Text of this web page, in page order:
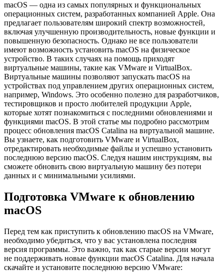
macOS — одна из самых популярных и функциональных
операционных систем, разработанных компанией Apple. Она
предлагает пользователям широкий спектр возможностей,
включая улучшенную производительность, новые функции и
повышенную безопасность. Однако не все пользователи
имеют возможность установить macOS на физическое
устройство. В таких случаях на помощь приходят
виртуальные машины, такие как VMware и VirtualBox.
Виртуальные машины позволяют запускать macOS на
устройствах под управлением других операционных систем,
например, Windows. Это особенно полезно для разработчиков,
тестировщиков и просто любителей продукции Apple,
которые хотят познакомиться с последними обновлениями и
функциями macOS. В этой статье мы подробно рассмотрим
процесс обновления macOS Catalina на виртуальной машине.
Вы узнаете, как подготовить VMware и VirtualBox,
отредактировать необходимые файлы и успешно установить
последнюю версию macOS. Следуя нашим инструкциям, вы
сможете обновить свою виртуальную машину без потери
данных и с минимальными усилиями.
Подготовка VMware к обновлению
macOS
Перед тем как приступить к обновлению macOS на VMware,
необходимо убедиться, что у вас установлена последняя
версия программы. Это важно, так как старые версии могут
не поддерживать новые функции macOS Catalina. Для начала
скачайте и установите последнюю версию VMware: